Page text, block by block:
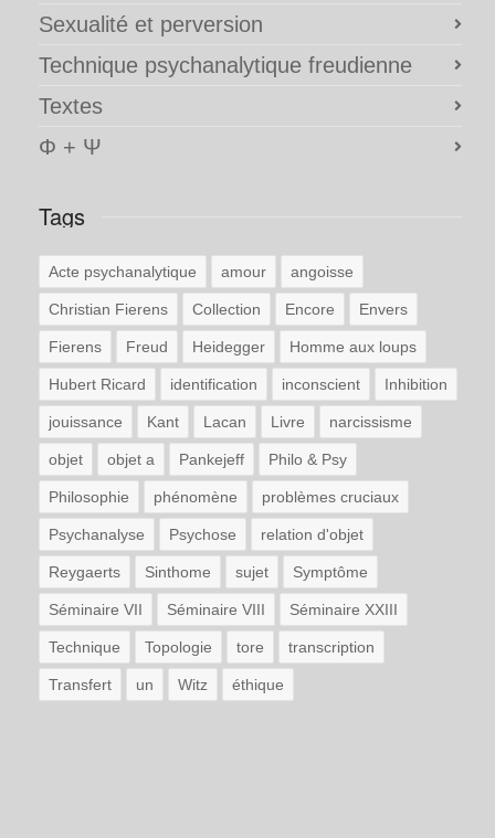
Sexualité et perversion
Technique psychanalytique freudienne
Textes
Φ + Ψ
Tags
Acte psychanalytique amour angoisse
Christian Fierens Collection Encore Envers
Fierens Freud Heidegger Homme aux loups
Hubert Ricard identification inconscient Inhibition
jouissance Kant Lacan Livre narcissisme
objet objet a Pankejeff Philo & Psy
Philosophie phénomène problèmes cruciaux
Psychanalyse Psychose relation d'objet
Reygaerts Sinthome sujet Symptôme
Séminaire VII Séminaire VIII Séminaire XXIII
Technique Topologie tore transcription
Transfert un Witz éthique